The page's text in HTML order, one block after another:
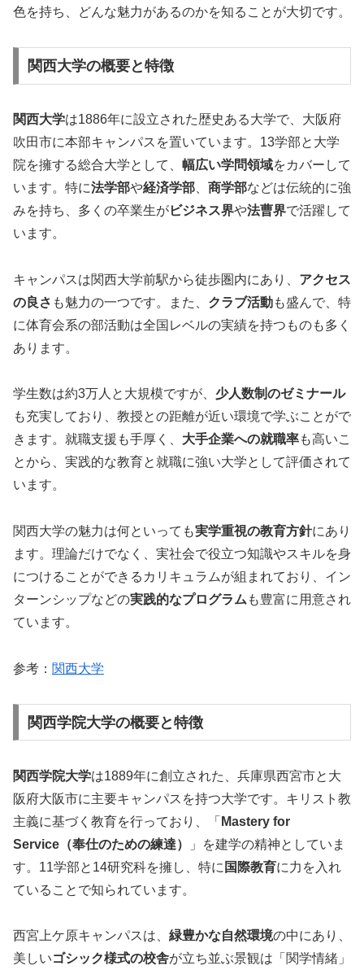
色を持ち、どんな魅力があるのかを知ることが大切です。
関西大学の概要と特徴
関西大学は1886年に設立された歴史ある大学で、大阪府
吹田市に本部キャンパスを置いています。13学部と大学
院を擁する総合大学として、 幅広い学問領域をカバーして
います。特に法学部や経済学部 商学部などは伝統的に強
みを持ち、多くの卒業生がビジネス界や法曹界で活躍して
います。
キャンパスは関西大学前駅から徒歩圏内にあり、 アクセス
の良さ も魅力の一つです。また、 クラブ活動も盛んで、特
に体育会系の部活動は全国レベルの実績を持つものも多く
あります。
学生数は約3万人と大規模ですが、 少人数制のゼミナール
も充実しており、教授との距離が近い環境で学ぶことがで
きます。就職支援も手厚く、 大手企業への就職率も高いこ
とから、実践的な教育と就職に強い大学として評価されて
います。
関西大学の魅力は何といっても実学重視の教育方針にあり
ます。理論だけでなく、実社会で役立つ知識やスキルを身
につけることができるカリキュラムが組まれており、イン
ターンシップなどの実践的なプログラム も豊富に用意され
ています。
参考： 関西大学
関西学院大学の概要と特徴
関西学院大学は1889年に創立された、兵庫県西宮市と大
阪府大阪市に主要キャンパスを持つ大学です。キリスト教
主義に基づく教育を行っており、「 Mastery for
Service（奉仕のための練達）
」を建学の精神としていま
す。11学部と14研究科を擁し、特に 国際教育に力を入れ
ていることで知られています。
西宮上ケ原キャンパスは、 緑豊かな自然環境の中にあり、
美しいゴシック様式の校舎が立ち並ぶ景観は「関学情緒」